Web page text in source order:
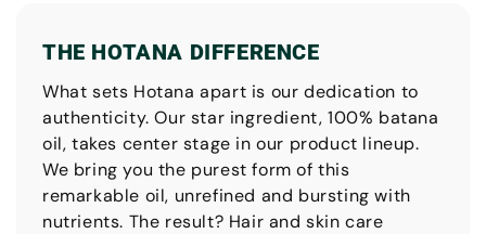
THE HOTANA DIFFERENCE
What sets Hotana apart is our dedication to
authenticity. Our star ingredient, 100% batana
oil, takes center stage in our product lineup.
We bring you the purest form of this
remarkable oil, unrefined and bursting with
nutrients. The result? Hair and skin care